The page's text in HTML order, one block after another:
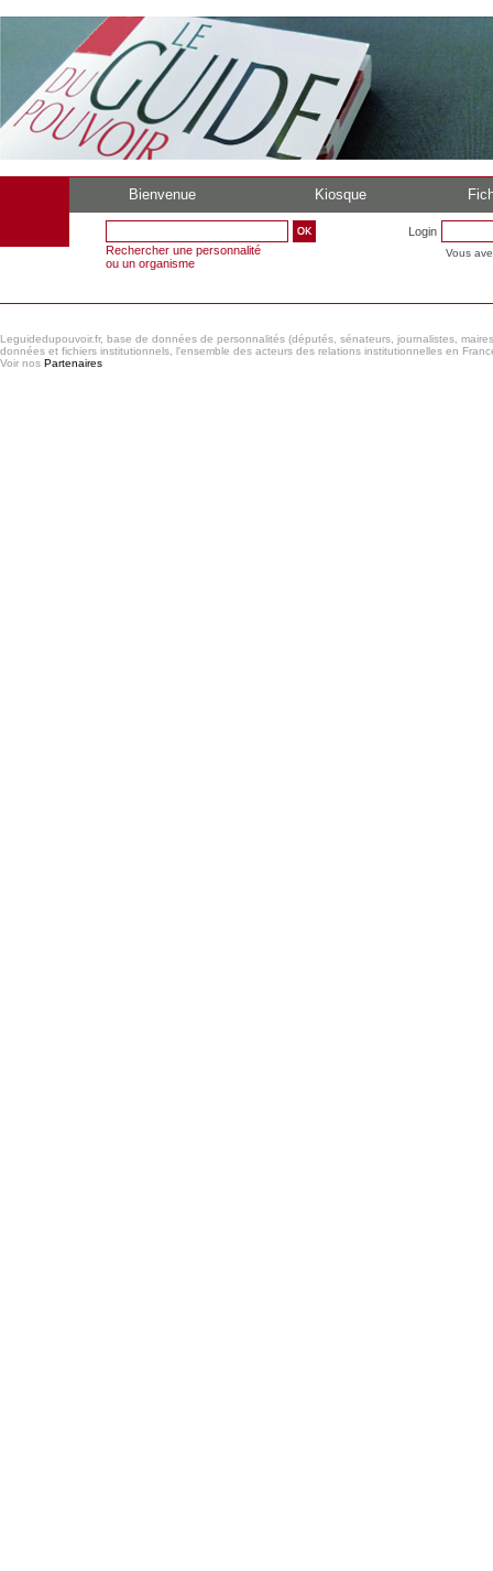
Bienvenue Kiosque
Rechercher une personnalité
ou un organisme
Login
Vous
Leguidedupouvoir.fr, base de données de personnalités (députés, sénateurs, journalistes,
données et fichiers institutionnels, l'ensemble des acteurs des relations institutionnelles en
Voir nos Partenaires